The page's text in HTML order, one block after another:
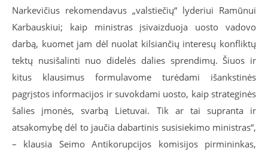
Narkevičius rekomendavus „valstiečių“ lyderiui Ramūnui
Karbauskiui; kaip ministras įsivaizduoja uosto vadovo
darbą, kuomet jam dėl nuolat kilsiančių interesų konfliktų
tektų nusišalinti nuo didelės dalies sprendimų. Šiuos ir
kitus klausimus formulavome turėdami išankstinės
pagrįstos informacijos ir suvokdami uosto, kaip strateginės
šalies įmonės, svarbą Lietuvai. Tik ar tai supranta ir
atsakomybę dėl to jaučia dabartinis susisiekimo ministras“,
– klausia Seimo Antikorupcijos komisijos pirmininkas,